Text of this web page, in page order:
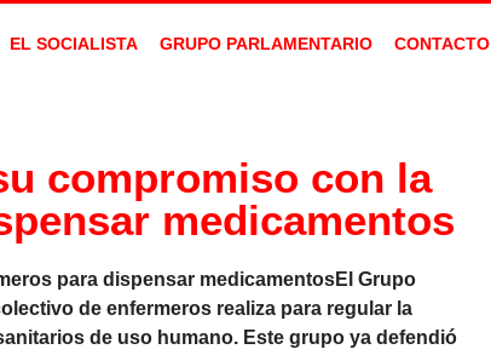
EL SOCIALISTA GRUPO PARLAMENTARIO CONTACTO
compromiso con la
medicamentos
para dispensar medicamentosEl Grupo
de enfermeros realiza para regular la
de uso humano. Este grupo ya defendió